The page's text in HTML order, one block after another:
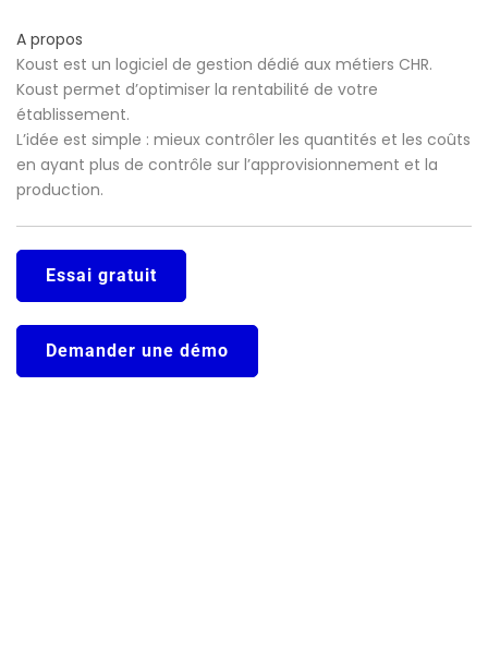
A propos
Koust est un logiciel de gestion dédié aux métiers CHR.
Koust permet d’optimiser la rentabilité de votre
établissement.
L’idée est simple : mieux contrôler les quantités et les coûts
en ayant plus de contrôle sur l’approvisionnement et la
production.
Essai gratuit
Demander une démo